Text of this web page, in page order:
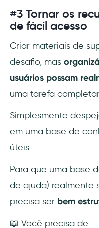
#3 Tornar os
de fácil acesso
Criar materiais de
desafio, mas
usuários possam
uma tarefa
Simplesmente
em uma base de
úteis.
Para que uma base
de ajuda) realmente
precisa ser bem
📖 Você precisa de: